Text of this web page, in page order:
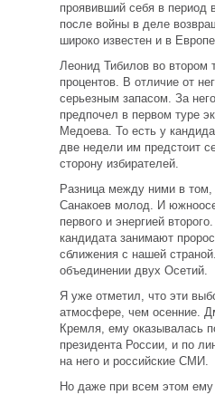
проявивший себя в период
после войны в деле
широко известен и в
Леонид Тибилов во втором
процентов. В отличие от
серьезным запасом. За
предпочел в первом туре
Медоева. То есть у
две недели им предстоит
сторону избирателей.
Разница между ними в
Санакоев молод. И
первого и энергией
кандидата занимают
сближения с нашей
объединении двух Осетий.
Я уже отметил, что эти
атмосфере, чем осенние.
Кремля, ему оказывалась
президента России, и по
на него и российские СМИ.
Но даже при всем этом ему